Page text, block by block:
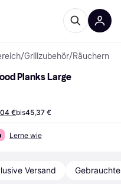
/Grillzubehör/Räuchern
Planks Large
€bis45,37 €
Lerne wie
Versand